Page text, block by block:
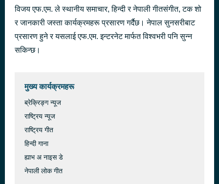
विजय एफ.एम. ले स्थानीय समाचार, हिन्दी र नेपाली गीतसंगीत, टक शो
र जानकारी जस्ता कार्यक्रमहरू प्रसारण गर्दैछ। नेपाल सुनसरीबाट
प्रसारण हुने र यसलाई एफ.एम. इन्टरनेट मार्फत विश्वभरी पनि सुन्न
सकिन्छ।
मुख्य कार्यक्रमहरू
ब्रेक्रिङ्ग न्यूज
राष्ट्रिय न्यूज
राष्ट्रिय गीत
हिन्दी गाना
ह्याभ अ नाइस डे
नेपाली लोक गीत